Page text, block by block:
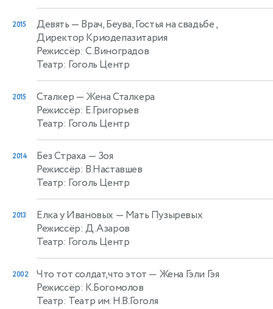
2015 Девять — Врач, Беува, Гостья на свадьбе ,
Директор Криодепазитария
Режиссёр: С.Виноградов
Театр: Гоголь Центр
2015 Сталкер — Жена Сталкера
Режиссёр: Е.Григорьев
Театр: Гоголь Центр
2014 Без Страха — Зоя
Режиссёр: В.Наставшев
Театр: Гоголь Центр
2013 Елка у Ивановых — Мать Пузыревых
Режиссёр: Д.Азаров
Театр: Гоголь Центр
2002 Что тот солдат,что этот — Жена Гэли Гэя
Режиссёр: К.Богомолов
Театр: Театр им. Н.В.Гоголя